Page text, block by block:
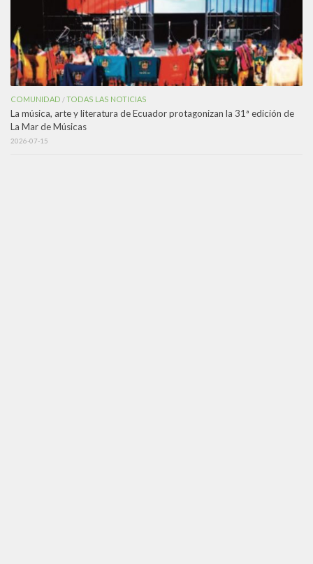
COMUNIDAD /TODAS LAS NOTICIAS
La música, arte y literatura de Ecuador protagonizan la 31ª edición de
La Mar de Músicas
2026-07-15